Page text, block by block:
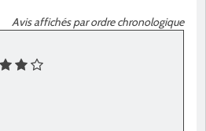
Avis affichés par ordre chronologique